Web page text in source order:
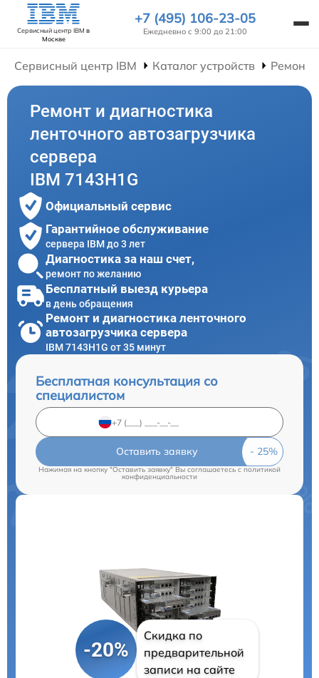
Сервисный центр IBM в
Москве
+7 (495) 106-23-05
Ежедневно с 9:00 до 21:00
Сервисный центр IBM Каталог устройств Ремонт
Ремонт и диагностика
ленточного автозагрузчика
сервера
IBM 7143H1G
Официальный сервис
Гарантийное обслуживание
сервера IBM до 3 лет
Диагностика за наш счет,
ремонт по желанию
Бесплатный выезд курьера
в день обращения
Ремонт и диагностика ленточного
автозагрузчика сервера
IBM 7143H1G от 35 минут
Бесплатная консультация со
специалистом
Оставить заявку
Нажимая на кнопку "Оставить заявку" Вы соглашаетесь c политикой
конфиденциальности
-20%
Скидка по
предварительной
записи на сайте